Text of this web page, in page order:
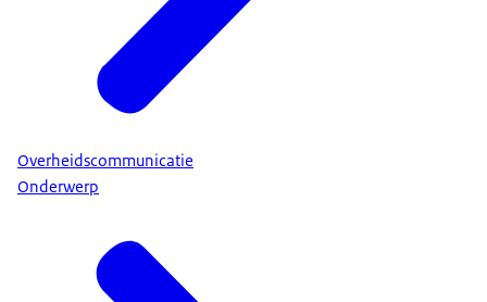
Overheidscommunicatie
Onderwerp